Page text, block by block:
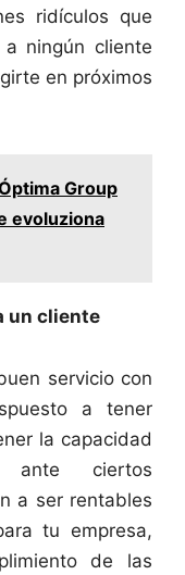
ridículos que
ningún cliente
en próximos
Group
evoluziona
un cliente
servicio con
a tener
la capacidad
ciertos
a ser rentables
tu empresa,
de las